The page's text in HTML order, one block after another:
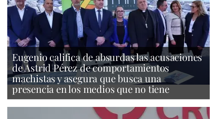
Eugenio califica de absurdas las acusaciones
de Astrid Pérez de comportamientos
machistas y asegura que busca una
presencia en los medios que no tiene